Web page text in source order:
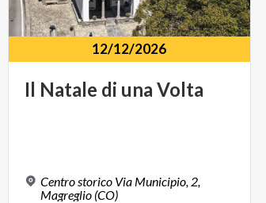
12/12/2026
Il Natale di una Volta
Centro storico Via Municipio, 2,
Magreglio (CO)